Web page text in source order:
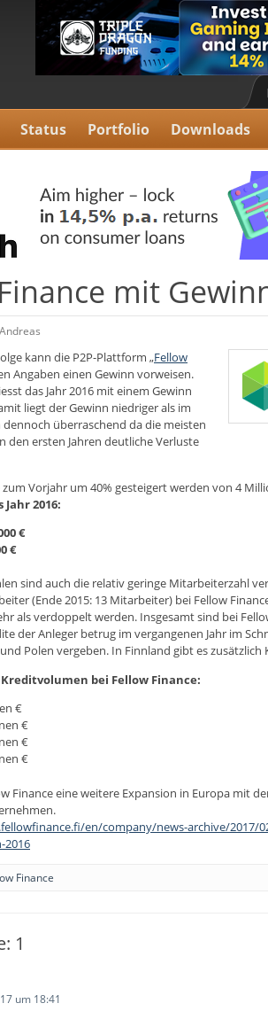
Status Portfolio Downloads
mit
kann die P2P-Plattform „Fellow
Angaben einen Gewinn vorweisen.
das Jahr 2016 mit einem Gewinn
liegt der Gewinn niedriger als im
dennoch überraschend da die meisten
den ersten Jahren deutliche Verluste
Vorjahr um 40% gesteigert werden von 4
2016:
€
€
sind auch die relativ geringe Mitarbeiterzahl
(Ende 2015: 13 Mitarbeiter) bei Fellow
als verdoppelt werden. Insgesamt sind bei
der Anleger betrug im vergangenen Jahr im
Polen vergeben. In Finnland gibt es
bei Fellow Finance:
€
€
€
€
Finance eine weitere Expansion in Europa mit
en/company/news-archive/2017/
2016
Finance
1
um 18:41